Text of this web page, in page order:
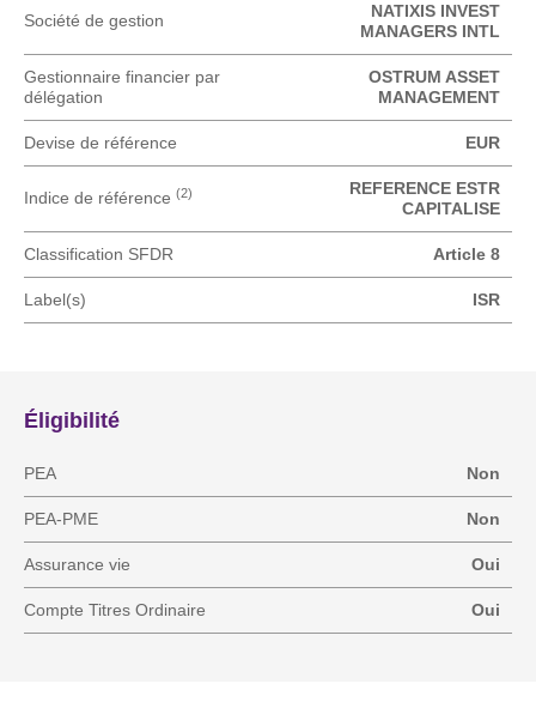
Société de gestion
NATIXIS INVEST
MANAGERS INTL
Gestionnaire financier par
délégation
OSTRUM ASSET
MANAGEMENT
Devise de référence EUR
Indice de référence (2)
REFERENCE ESTR
CAPITALISE
Classification SFDR Article 8
Label(s) ISR
Éligibilité
PEA Non
PEA-PME Non
Assurance vie Oui
Compte Titres Ordinaire Oui